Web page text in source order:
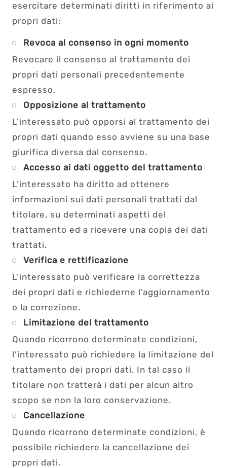
esercitare determinati diritti in riferimento ai
propri dati:
Revoca al consenso in ogni momento
Revocare il consenso al trattamento dei
propri dati personali precedentemente
espresso.
Opposizione al trattamento
L’interessato può opporsi al trattamento dei
propri dati quando esso avviene su una base
giurifica diversa dal consenso.
Accesso ai dati oggetto del trattamento
L’interessato ha diritto ad ottenere
informazioni sui dati personali trattati dal
titolare, su determinati aspetti del
trattamento ed a ricevere una copia dei dati
trattati.
Verifica e rettificazione
L’interessato può verificare la correttezza
dei propri dati e richiederne l’aggiornamento
o la correzione.
Limitazione del trattamento
Quando ricorrono determinate condizioni,
l’interessato può richiedere la limitazione del
trattamento dei propri dati. In tal caso il
titolare non tratterà i dati per alcun altro
scopo se non la loro conservazione.
Cancellazione
Quando ricorrono determinate condizioni, è
possibile richiedere la cancellazione dei
propri dati.